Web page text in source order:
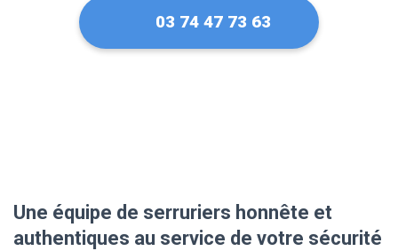
03 74 47 73 63
Une équipe de serruriers honnête et
authentiques au service de votre sécurité